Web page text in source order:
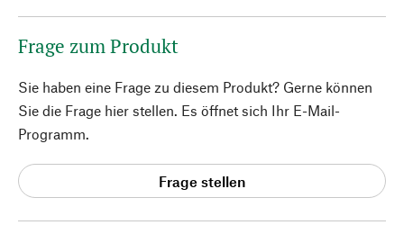
Frage zum Produkt
Sie haben eine Frage zu diesem Produkt? Gerne können
Sie die Frage hier stellen. Es öffnet sich Ihr E-Mail-
Programm.
Frage stellen